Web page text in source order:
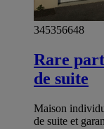
345356648
Rare
de suite
Maison
de suite et